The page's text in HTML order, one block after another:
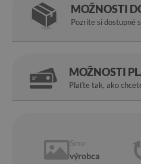
MOŽNOSTI
Pozrite si dostupné
MOŽNOSTI
Plaťte tak, ako
Sme
výrobca